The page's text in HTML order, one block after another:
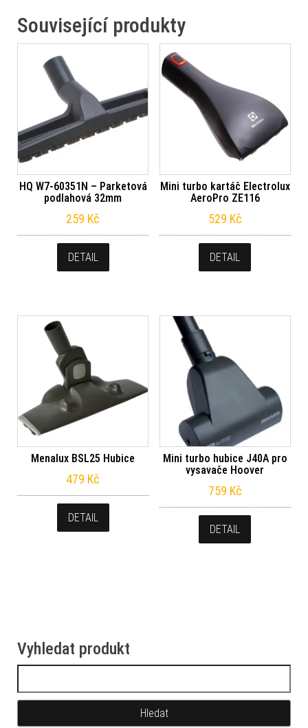
Související produkty
HQ W7-60351N – Parketová
podlahová 32mm
259 Kč
DETAIL
Mini turbo kartáč Electrolux
AeroPro ZE116
529 Kč
DETAIL
Menalux BSL25 Hubice
479 Kč
DETAIL
Mini turbo hubice J40A pro
vysavače Hoover
759 Kč
DETAIL
Vyhledat produkt